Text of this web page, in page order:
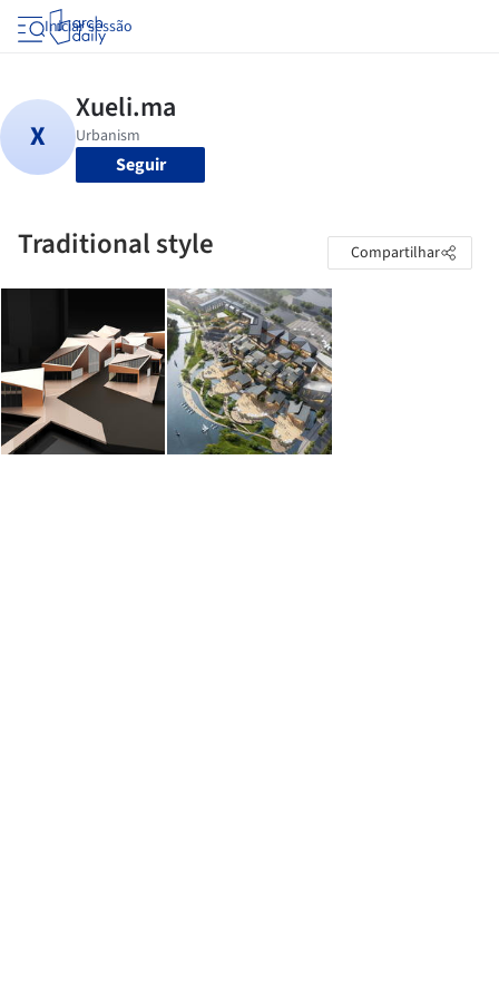
Iniciar sessão
Seguir
Traditional style Compartilhar